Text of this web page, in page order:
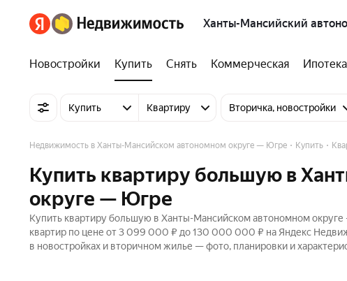
Ханты-Мансийский
Новостройки Купить Снять Коммерческая Ипотека
Купить Квартиру Вторичка, новостройки
Недвижимость в Ханты-Мансийском автономном округе — Югре Купить
Купить квартиру большую в
округе — Югре
Купить квартиру большую в Ханты-Мансийском автономном
квартир по цене от 3 099 000 ₽ до 130 000 000 ₽ на Яндекс
в новостройках и вторичном жилье — фото, планировки и